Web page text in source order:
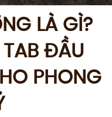
LÀ GÌ?
ĐẦU
PHONG